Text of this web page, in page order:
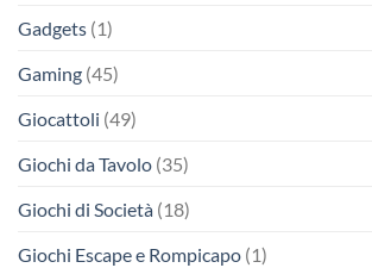
Gadgets (1)
Gaming (45)
Giocattoli (49)
Giochi da Tavolo (35)
Giochi di Società (18)
Giochi Escape e Rompicapo (1)